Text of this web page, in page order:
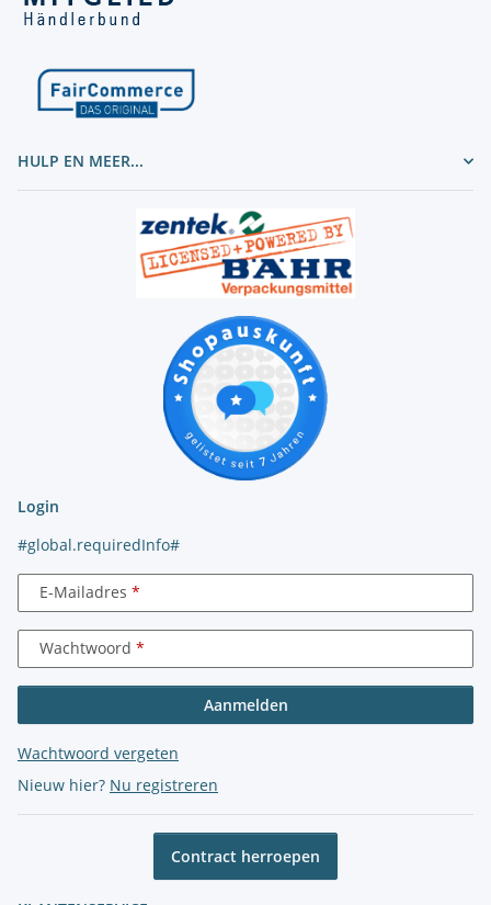
HULP EN MEER...
Login
#global.requiredInfo#
E-Mailadres
Wachtwoord
Aanmelden
Wachtwoord vergeten
Nieuw hier? Nu registreren
Contract herroepen